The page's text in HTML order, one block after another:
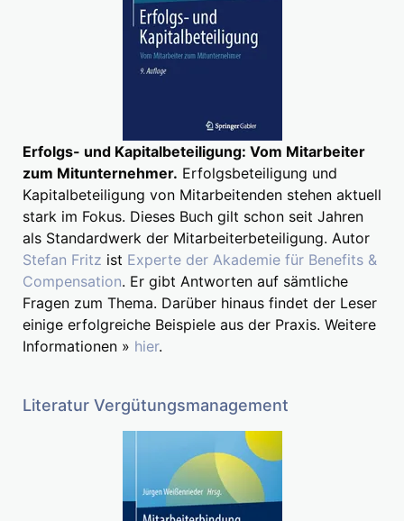
Erfolgs- und Kapitalbeteiligung: Vom Mitarbeiter
zum Mitunternehmer. Erfolgsbeteiligung und
Kapitalbeteiligung von Mitarbeitenden stehen aktuell
stark im Fokus. Dieses Buch gilt schon seit Jahren
als Standardwerk der Mitarbeiterbeteiligung. Autor
Stefan Fritz ist Experte der Akademie für Benefits &
Compensation. Er gibt Antworten auf sämtliche
Fragen zum Thema. Darüber hinaus findet der Leser
einige erfolgreiche Beispiele aus der Praxis. Weitere
Informationen » hier.
Literatur Vergütungsmanagement